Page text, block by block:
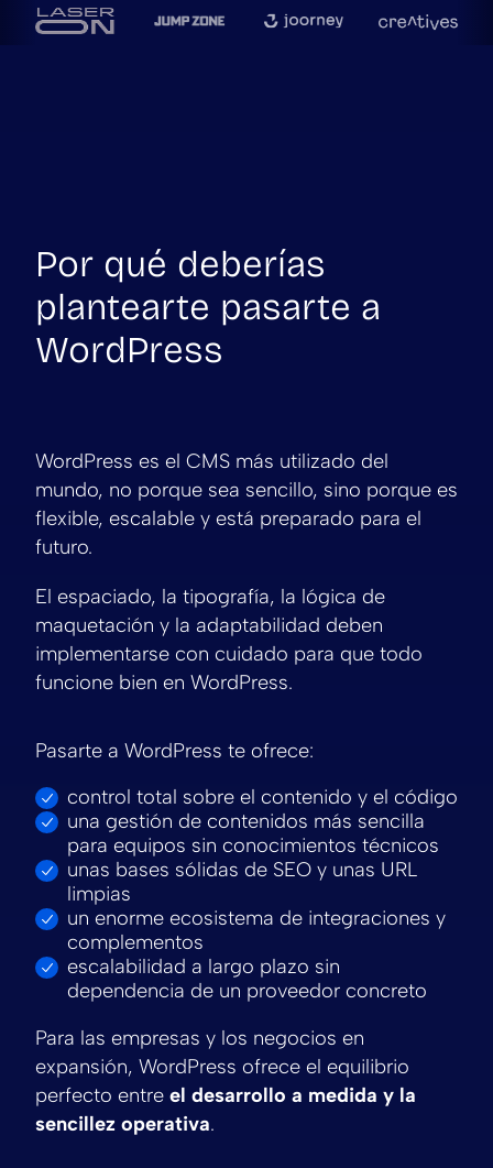
Por qué deberías
plantearte pasarte a
WordPress
WordPress es el CMS más utilizado del
mundo, no porque sea sencillo, sino porque es
flexible, escalable y está preparado para el
futuro.
El espaciado, la tipografía, la lógica de
maquetación y la adaptabilidad deben
implementarse con cuidado para que todo
funcione bien en WordPress.
Pasarte a WordPress te ofrece:
control total sobre el contenido y el código
una gestión de contenidos más sencilla
para equipos sin conocimientos técnicos
unas bases sólidas de SEO y unas URL
limpias
un enorme ecosistema de integraciones y
complementos
escalabilidad a largo plazo sin
dependencia de un proveedor concreto
Para las empresas y los negocios en
expansión, WordPress ofrece el equilibrio
perfecto entre el desarrollo a medida y la
sencillez operativa.